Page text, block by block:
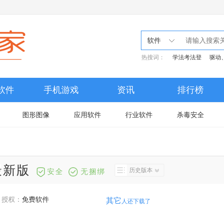
软件
热搜词： 学法考法登 驱动、
件 手机游戏 资讯 排行榜
图形图像 应用软件 行业软件 杀毒安全
版 安全 无捆绑 历史版本
授权：免费软件 其它 人还下载了